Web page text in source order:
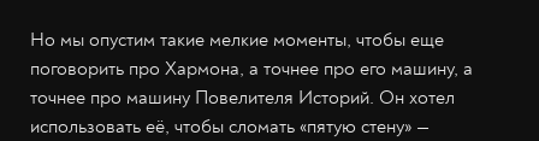
Но мы опустим такие мелкие моменты, чтобы еще
поговорить про Хармона, а точнее про его машину, а
точнее про машину Повелителя Историй. Он хотел
использовать её, чтобы сломать «пятую стену» —